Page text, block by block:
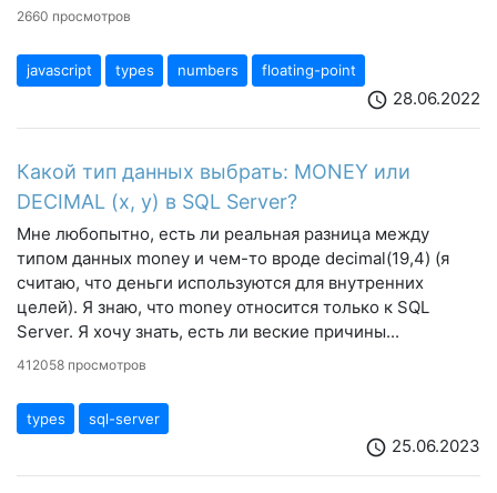
2660 просмотров
javascript types numbers floating-point
schedule 28.06.2022
Какой тип данных выбрать: MONEY или
DECIMAL (x, y) в SQL Server?
Мне любопытно, есть ли реальная разница между
типом данных money и чем-то вроде decimal(19,4) (я
считаю, что деньги используются для внутренних
целей). Я знаю, что money относится только к SQL
Server. Я хочу знать, есть ли веские причины...
412058 просмотров
types sql-server
schedule 25.06.2023